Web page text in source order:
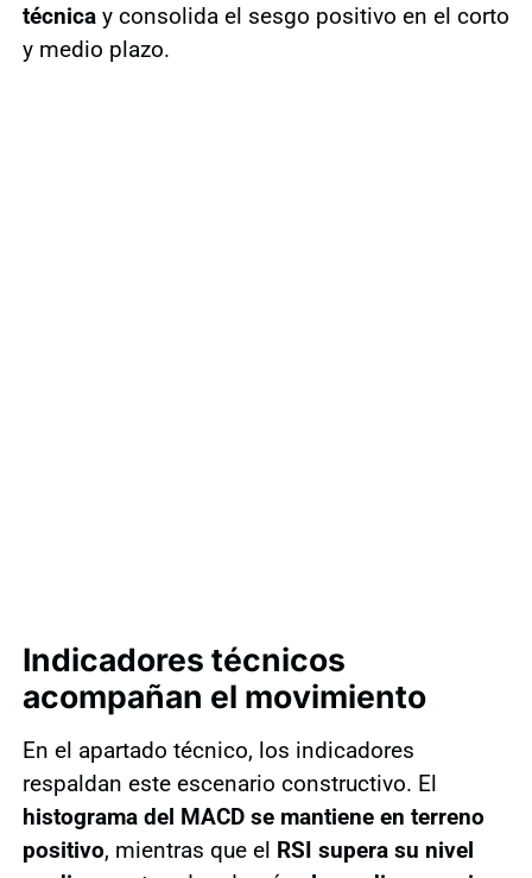
técnicay consolida el sesgo positivo en el corto
y medio plazo.
Indicadores técnicos
acompañan el movimiento
En el apartado técnico, los indicadores
respaldan este escenario constructivo. El
histograma del MACD se mantiene en terreno
positivo, mientras que el RSI supera su nivel